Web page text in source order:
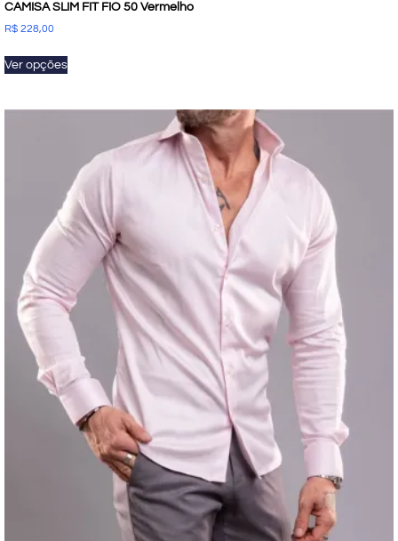
CAMISA SLIM FIT FIO 50 Vermelho
R$ 228,00
Ver opções